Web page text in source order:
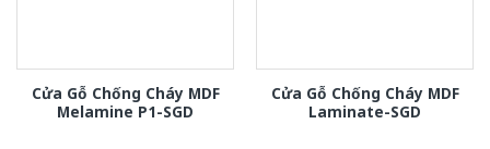
Cửa Gỗ Chống Cháy MDF
Melamine P1-SGD
Cửa Gỗ Chống Cháy MDF
Laminate-SGD